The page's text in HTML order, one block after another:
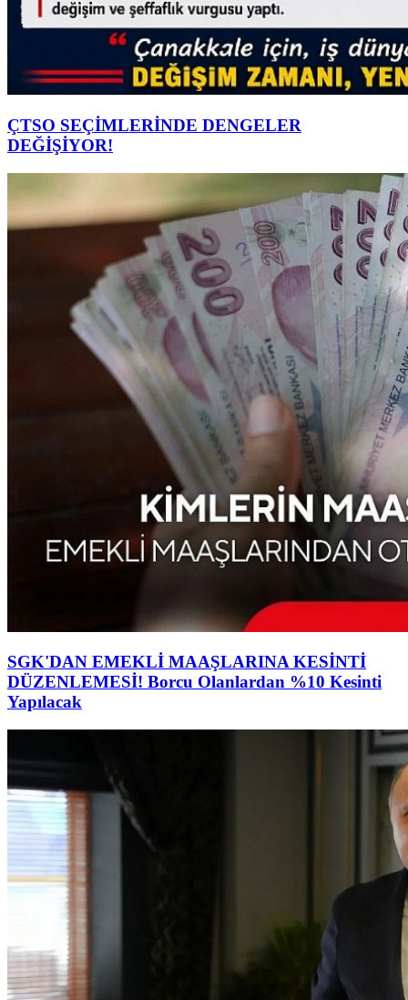
ÇTSO SEÇİMLERİNDE DENGELER
DEĞİŞİYOR!
SGK'DAN EMEKLİ MAAŞLARINA KESİNTİ
DÜZENLEMESİ! Borcu Olanlardan %10 Kesinti
Yapılacak